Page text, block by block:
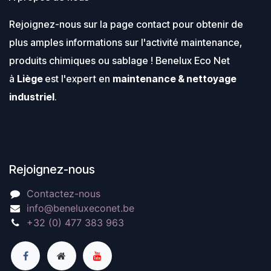
Rejoignez-nous sur la page contact pour obtenir de
plus amples informations sur l'activité maintenance,
produits chimiques ou sablage ! Benelux Eco Net
à Liège est l'expert en maintenance & nettoyage
industriel.
Rejoignez-nous
Contactez-nous
info@beneluxeconet.be
+32 (0) 477 383 963